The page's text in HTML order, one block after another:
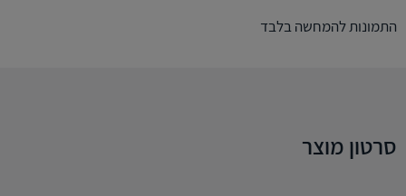
התמונות להמחשה בלבד
סרטון מוצר